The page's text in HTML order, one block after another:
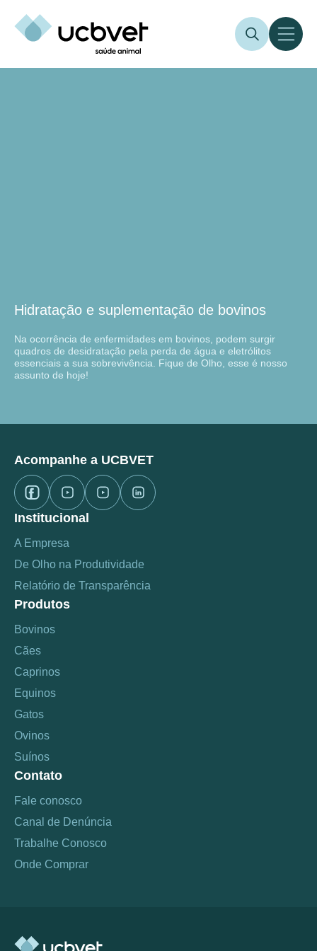
Hidratação e suplementação de bovinos
Na ocorrência de enfermidades em bovinos, podem surgir
quadros de desidratação pela perda de água e eletrólitos
essenciais a sua sobrevivência. Fique de Olho, esse é nosso
assunto de hoje!
Acompanhe a UCBVET
Institucional
A Empresa
De Olho na Produtividade
Relatório de Transparência
Produtos
Bovinos
Cães
Caprinos
Equinos
Gatos
Ovinos
Suínos
Contato
Fale conosco
Canal de Denúncia
Trabalhe Conosco
Onde Comprar